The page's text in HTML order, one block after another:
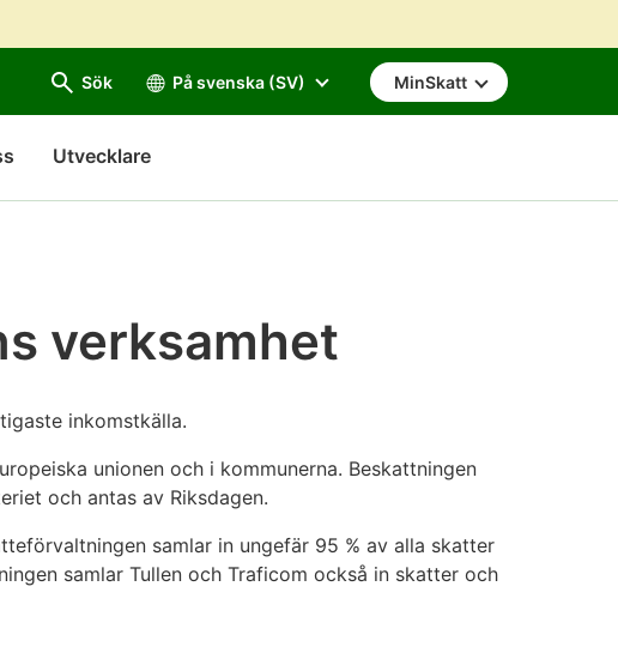
Sök På svenska (SV) MinSkatt
Utvecklare
verksamhet
inkomstkälla.
unionen och i kommunerna. Beskattningen
och antas av Riksdagen.
samlar in ungefär 95 % av alla skatter
samlar Tullen och Traficom också in skatter och